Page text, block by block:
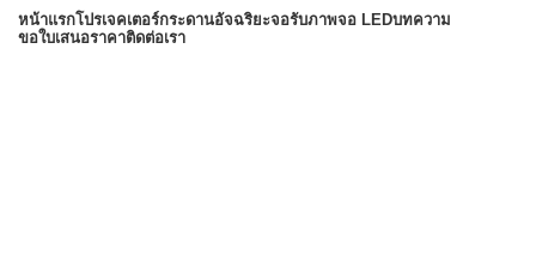
หน้าแรกโปรเจคเตอร์กระดานอัจฉริยะจอรับภาพจอ LEDบทความ
ขอใบเสนอราคาติดต่อเรา